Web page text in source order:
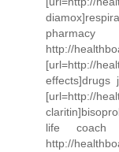
http://
[url=http://
effects]drugs
[url=http://
life coach
http://